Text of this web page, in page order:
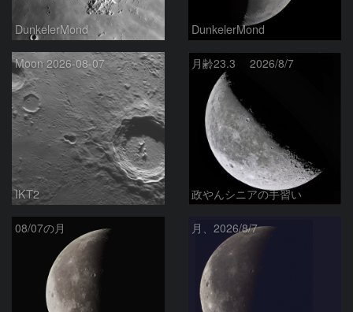
DunkelerMond DunkelerMond
Moon 2026-08-07
IKT2
月齢23.3 2026/8/7
政やんシニアの手習い
08/07の月 月、2026/8/7